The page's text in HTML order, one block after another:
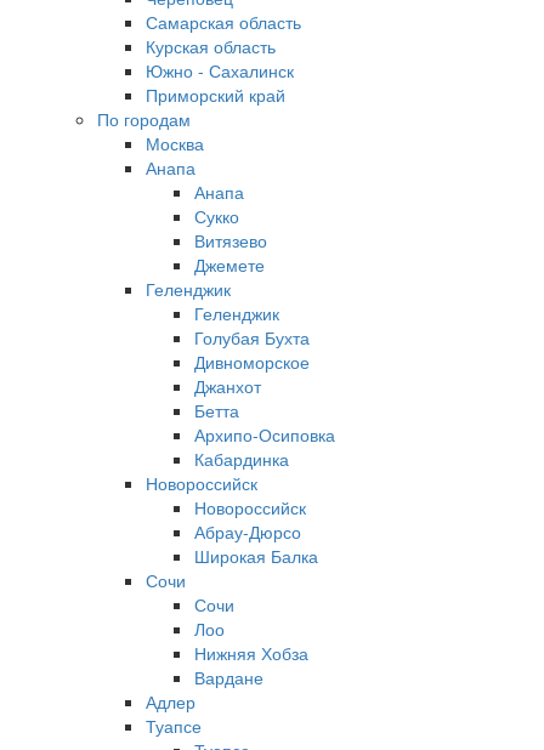
Самарская область
Курская область
Южно - Сахалинск
Приморский край
По городам
Москва
Анапа
Анапа
Сукко
Витязево
Джемете
Геленджик
Геленджик
Голубая Бухта
Дивноморское
Джанхот
Бетта
Архипо-Осиповка
Кабардинка
Новороссийск
Новороссийск
Абрау-Дюрсо
Широкая Балка
Сочи
Сочи
Лоо
Нижняя Хобза
Вардане
Адлер
Туапсе